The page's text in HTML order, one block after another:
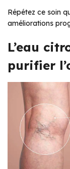
Répétez ce soin
améliorations
L’eau
purifier